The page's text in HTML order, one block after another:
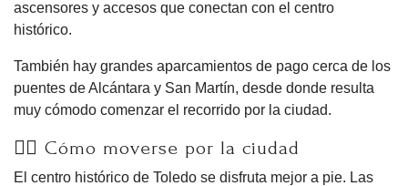
ascensores y accesos que conectan con el centro
histórico.
También hay grandes aparcamientos de pago cerca de los
puentes de Alcántara y San Martín, desde donde resulta
muy cómodo comenzar el recorrido por la ciudad.
🚶‍♀️ Cómo moverse por la ciudad
El centro histórico de Toledo se disfruta mejor a pie. Las